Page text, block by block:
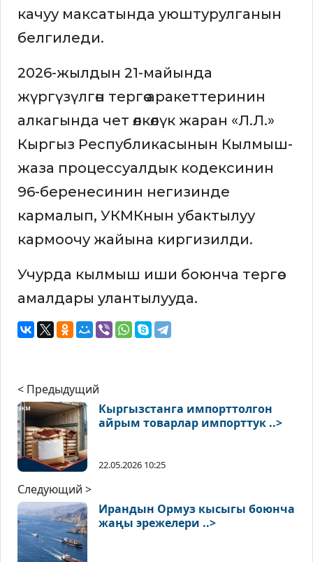
качуу максатында уюштурулганын
белгиледи.
2026-жылдын 21-майында
жүргүзүлгөн тергөө аракеттеринин
алкагында чет өлкөлүк жаран «Л.Л.»
Кыргыз Республикасынын Кылмыш-
жаза процессуалдык кодексинин
96-беренесинин негизинде
кармалып, УКМКнын убактылуу
кармоочу жайына киргизилди.
Учурда кылмыш иши боюнча тергөө
амалдары улантылууда.
< Предыдущий
Кыргызстанга импорттолгон
айрым товарлар импорттук ..>
22.05.2026 10:25
Следующий >
Ирандын Ормуз кысыгы боюнча
жаңы эрежелери ..>